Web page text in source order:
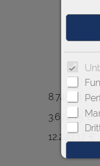
8.745,91 €
3.674,75 €
12.249,17 €